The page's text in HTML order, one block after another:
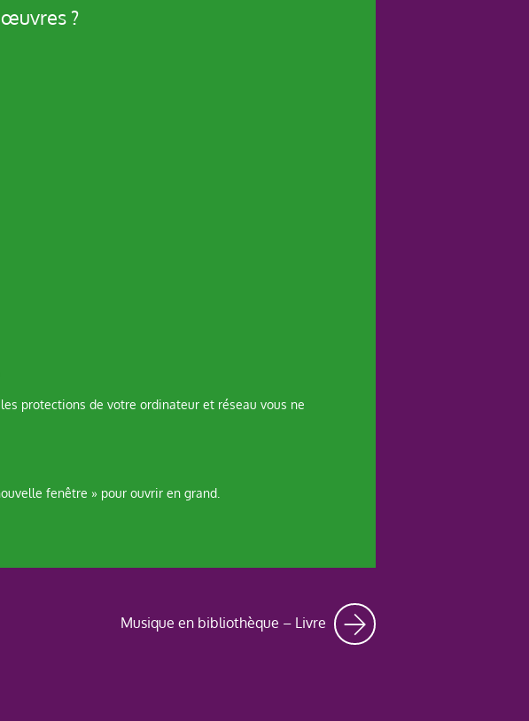
?
protections de votre ordinateur et réseau vous ne
fenêtre » pour ouvrir en grand.
Musique en bibliothèque – Livre